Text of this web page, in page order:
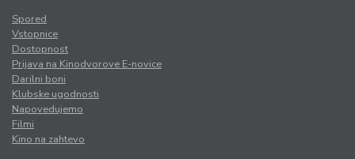
Spored
Vstopnice
Dostopnost
Prijava na Kinodvorove E-novice
Darilni boni
Klubske ugodnosti
Napovedujemo
Filmi
Kino na zahtevo